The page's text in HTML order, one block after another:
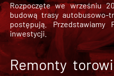
Rozpoczęte we wrześniu
budową trasy autobusowo-
postępują.
inwestycji.
Remonty